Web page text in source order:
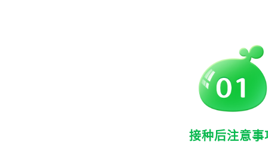
接种后注意事